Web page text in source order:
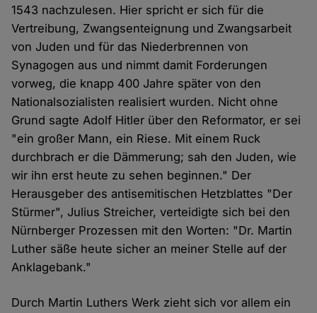
1543 nachzulesen. Hier spricht er sich für die
Vertreibung, Zwangsenteignung und Zwangsarbeit
von Juden und für das Niederbrennen von
Synagogen aus und nimmt damit Forderungen
vorweg, die knapp 400 Jahre später von den
Nationalsozialisten realisiert wurden. Nicht ohne
Grund sagte Adolf Hitler über den Reformator, er sei
"ein großer Mann, ein Riese. Mit einem Ruck
durchbrach er die Dämmerung; sah den Juden, wie
wir ihn erst heute zu sehen beginnen." Der
Herausgeber des antisemitischen Hetzblattes "Der
Stürmer", Julius Streicher, verteidigte sich bei den
Nürnberger Prozessen mit den Worten: "Dr. Martin
Luther säße heute sicher an meiner Stelle auf der
Anklagebank."
Durch Martin Luthers Werk zieht sich vor allem ein